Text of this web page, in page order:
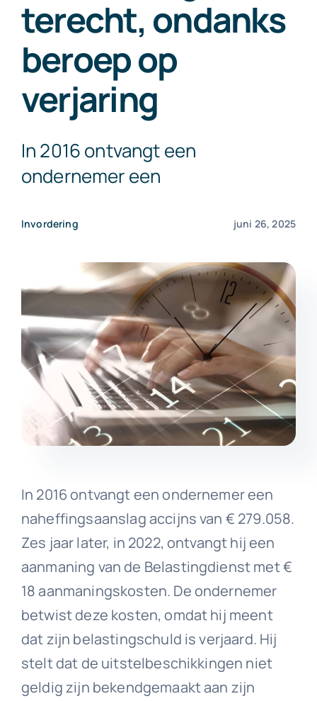
Exact Online
Neem contact op!
terecht, ondanks
beroep op
verjaring
In 2016 ontvangt een
ondernemer een
Invordering juni 26, 2025
In 2016 ontvangt een ondernemer een
naheffingsaanslag accijns van € 279.058.
Zes jaar later, in 2022, ontvangt hij een
aanmaning van de Belastingdienst met €
18 aanmaningskosten. De ondernemer
betwist deze kosten, omdat hij meent
dat zijn belastingschuld is verjaard. Hij
stelt dat de uitstelbeschikkingen niet
geldig zijn bekendgemaakt aan zijn